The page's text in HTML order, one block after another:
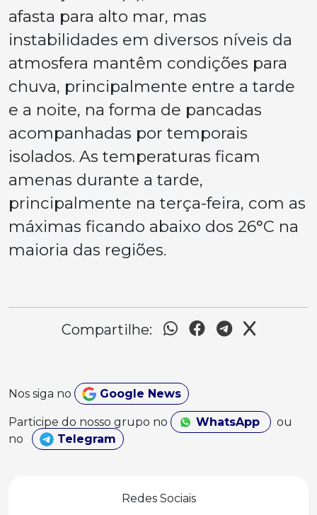
afasta para alto mar, mas
instabilidades em diversos níveis da
atmosfera mantêm condições para
chuva, principalmente entre a tarde
e a noite, na forma de pancadas
acompanhadas por temporais
isolados. As temperaturas ficam
amenas durante a tarde,
principalmente na terça-feira, com as
máximas ficando abaixo dos 26°C na
maioria das regiões.
Compartilhe:
Nos siga no Google News
Participe do nosso grupo no WhatsApp
ou
no
Telegram
Redes Sociais